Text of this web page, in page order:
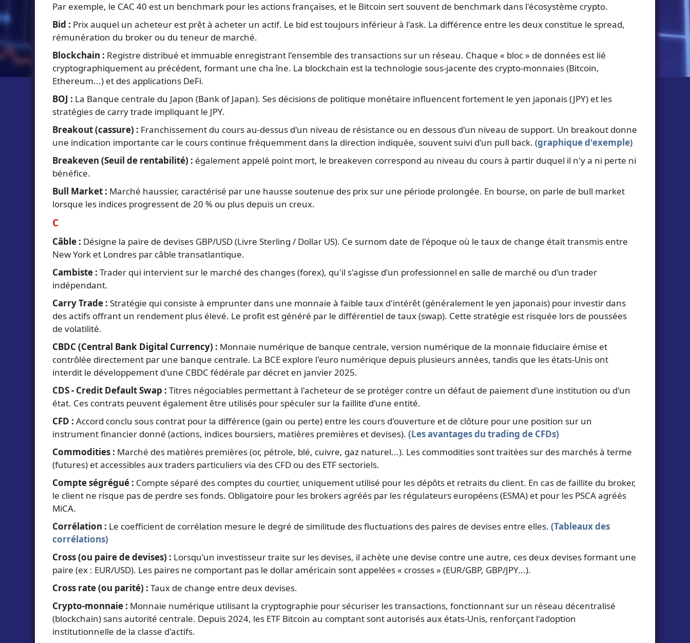
Par exemple, le CAC 40 est un benchmark pour les actions françaises, et le Bitcoin sert souvent de benchmark dans l'écosystème crypto.
Bid : Prix auquel un acheteur est prêt à acheter un actif. Le bid est toujours inférieur à l'ask. La différence entre les deux constitue le spread,
rémunération du broker ou du teneur de marché.
Blockchain : Registre distribué et immuable enregistrant l'ensemble des transactions sur un réseau. Chaque « bloc » de données est lié
cryptographiquement au précédent, formant une cha îne. La blockchain est la technologie sous-jacente des crypto-monnaies (Bitcoin,
Ethereum...) et des applications DeFi.
BOJ : La Banque centrale du Japon (Bank of Japan). Ses décisions de politique monétaire influencent fortement le yen japonais (JPY) et les
stratégies de carry trade impliquant le JPY.
Breakout (cassure) : Franchissement du cours au-dessus d'un niveau de résistance ou en dessous d'un niveau de support. Un breakout donne
une indication importante car le cours continue fréquemment dans la direction indiquée, souvent suivi d'un pull back. (graphique d'exemple)
Breakeven (Seuil de rentabilité) : également appelé point mort, le breakeven correspond au niveau du cours à partir duquel il n'y a ni perte ni
bénéfice.
Bull Market : Marché haussier, caractérisé par une hausse soutenue des prix sur une période prolongée. En bourse, on parle de bull market
lorsque les indices progressent de 20 % ou plus depuis un creux.
C
Câble : Désigne la paire de devises GBP/USD (Livre Sterling / Dollar US). Ce surnom date de l'époque où le taux de change était transmis entre
New York et Londres par câble transatlantique.
Cambiste : Trader qui intervient sur le marché des changes (forex), qu'il s'agisse d'un professionnel en salle de marché ou d'un trader
indépendant.
Carry Trade : Stratégie qui consiste à emprunter dans une monnaie à faible taux d'intérêt (généralement le yen japonais) pour investir dans
des actifs offrant un rendement plus élevé. Le profit est généré par le différentiel de taux (swap). Cette stratégie est risquée lors de poussées
de volatilité.
CBDC (Central Bank Digital Currency) : Monnaie numérique de banque centrale, version numérique de la monnaie fiduciaire émise et
contrôlée directement par une banque centrale. La BCE explore l'euro numérique depuis plusieurs années, tandis que les états-Unis ont
interdit le développement d'une CBDC fédérale par décret en janvier 2025.
CDS - Credit Default Swap : Titres négociables permettant à l'acheteur de se protéger contre un défaut de paiement d'une institution ou d'un
état. Ces contrats peuvent également être utilisés pour spéculer sur la faillite d'une entité.
CFD : Accord conclu sous contrat pour la différence (gain ou perte) entre les cours d'ouverture et de clôture pour une position sur un
instrument financier donné (actions, indices boursiers, matières premières et devises). (Les avantages du trading de CFDs)
Commodities : Marché des matières premières (or, pétrole, blé, cuivre, gaz naturel...). Les commodities sont traitées sur des marchés à terme
(futures) et accessibles aux traders particuliers via des CFD ou des ETF sectoriels.
Compte ségrégué : Compte séparé des comptes du courtier, uniquement utilisé pour les dépôts et retraits du client. En cas de faillite du broker,
le client ne risque pas de perdre ses fonds. Obligatoire pour les brokers agréés par les régulateurs européens (ESMA) et pour les PSCA agréés
MiCA.
Corrélation : Le coefficient de corrélation mesure le degré de similitude des fluctuations des paires de devises entre elles. (Tableaux des
corrélations)
Cross (ou paire de devises) : Lorsqu'un investisseur traite sur les devises, il achète une devise contre une autre, ces deux devises formant une
paire (ex : EUR/USD). Les paires ne comportant pas le dollar américain sont appelées « crosses » (EUR/GBP, GBP/JPY...).
Cross rate (ou parité) : Taux de change entre deux devises.
Crypto-monnaie : Monnaie numérique utilisant la cryptographie pour sécuriser les transactions, fonctionnant sur un réseau décentralisé
(blockchain) sans autorité centrale. Depuis 2024, les ETF Bitcoin au comptant sont autorisés aux états-Unis, renforçant l'adoption
institutionnelle de la classe d'actifs.